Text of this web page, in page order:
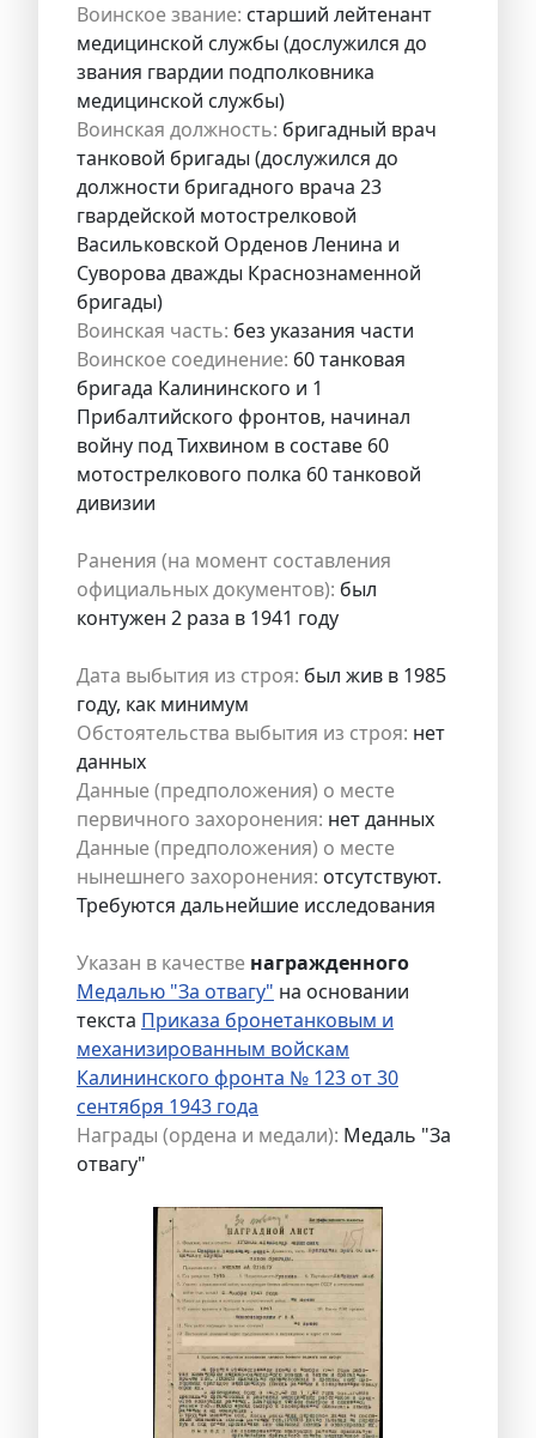
Воинское звание: старший лейтенант
медицинской службы (дослужился до
звания гвардии подполковника
медицинской службы)
Воинская должность: бригадный врач
танковой бригады (дослужился до
должности бригадного врача 23
гвардейской мотострелковой
Васильковской Орденов Ленина и
Суворова дважды Краснознаменной
бригады)
Воинская часть: без указания части
Воинское соединение: 60 танковая
бригада Калининского и 1
Прибалтийского фронтов, начинал
войну под Тихвином в составе 60
мотострелкового полка 60 танковой
дивизии
Ранения (на момент составления
официальных документов): был
контужен 2 раза в 1941 году
Дата выбытия из строя: был жив в 1985
году, как минимум
Обстоятельства выбытия из строя: нет
данных
Данные (предположения) о месте
первичного захоронения: нет данных
Данные (предположения) о месте
нынешнего захоронения: отсутствуют.
Требуются дальнейшие исследования
Указан в качестве награжденного
Медалью "За отвагу" на основании
текста Приказа бронетанковым и
механизированным войскам
Калининского фронта № 123 от 30
сентября 1943 года
Награды (ордена и медали): Медаль "За
отвагу"